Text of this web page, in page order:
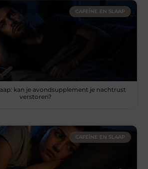
CAFEÏNE EN SLAAP
kan je avondsupplement je nachtrust
verstoren?
CAFEÏNE EN SLAAP